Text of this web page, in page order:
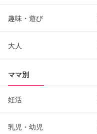
趣味・遊び
大人
ママ別
妊活
乳児・幼児